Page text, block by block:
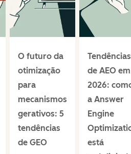
O futuro da
otimização
para
mecanismos
gerativos: 5
tendências
de GEO
Tendências
de AEO em
2026:
a Answer
Engine
está